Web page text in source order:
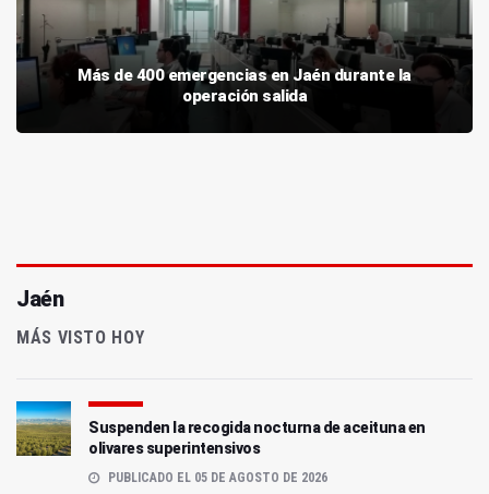
Más de 400 emergencias en Jaén durante la
operación salida
Jaén
MÁS VISTO HOY
Suspenden la recogida nocturna de aceituna en
olivares superintensivos
PUBLICADO EL 05 DE AGOSTO DE 2026